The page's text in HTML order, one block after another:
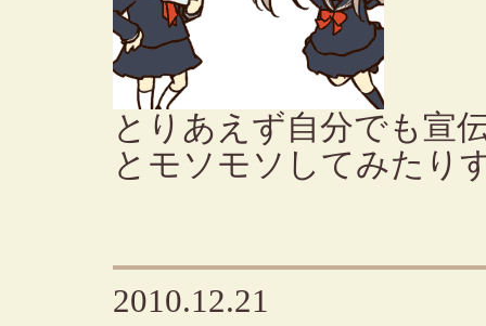
とりあえず自分でも宣
とモソモソしてみたり
2010.12.21